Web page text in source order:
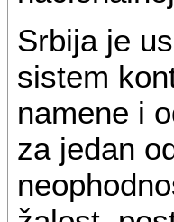
Srbija je
sistem
namene i
za jedan